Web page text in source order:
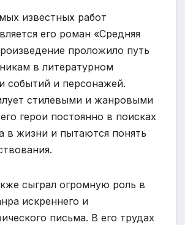
известных работ
его роман «Средняя
проложило путь
в литературном
событий и персонажей.
стилевыми и жанровыми
герои постоянно в поисках
в жизни и пытаются понять
сыграл огромную роль в
искреннего и
письма. В его трудах